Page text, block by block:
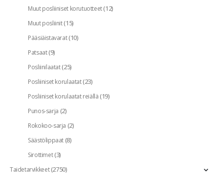
Muut posliiniset korutuotteet(12)
Muut posliinit(15)
Pääsiäistavarat(10)
Patsaat(9)
Posliinilaatat(25)
Posliiniset korulaatat(23)
Posliiniset korulaatat reiällä(19)
Punos-sarja (2)
Rokokoo-sarja (2)
Säästölippaat(8)
Sirottimet(3)
Taidetarvikkeet(2750)